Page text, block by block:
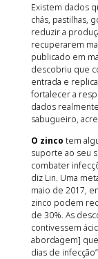
Existem dados
chás, pastilhas,
reduzir a
recuperarem
publicado em
descobriu que
entrada e
fortalecer a
dados
sabugueiro,
O zinco tem
suporte ao seu
combater
diz Lin. Uma
maio de 2017,
zinco podem
de 30%. As
contivessem
abordagem]
dias de